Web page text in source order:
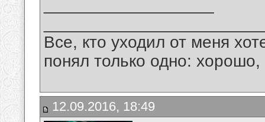
Все, кто уходил от меня
понял только одно:
12.09.2016, 18:49